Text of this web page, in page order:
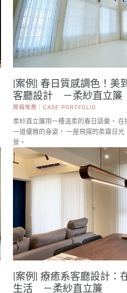
[案例] 春日質感調色！美
客廳設計 －柔紗直立簾
開箱推薦｜CASE PORTFOLIO
柔紗直立簾用一種溫柔的春日語彙，
一道優雅的身姿， 一屋飛揚的柔霧日
景。
[案例] 療癒系客廳設計：
生活 －柔紗直立簾